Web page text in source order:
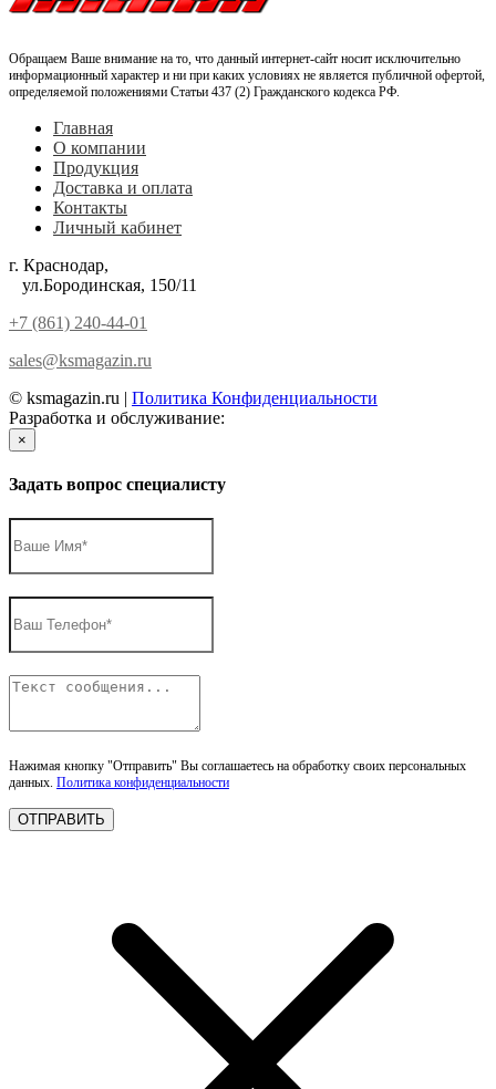
Обращаем Ваше внимание на то, что данный интернет-сайт носит исключительно
информационный характер и ни при каких условиях не является публичной офертой,
определяемой положениями Статьи 437 (2) Гражданского кодекса РФ.
Главная
О компании
Продукция
Доставка и оплата
Контакты
Личный кабинет
г. Краснодар,
ул.Бородинская, 150/11
+7 (861) 240-44-01
sales@ksmagazin.ru
© ksmagazin.ru | Политика Конфиденциальности
Разработка и обслуживание:
×
Задать вопрос специалисту
Нажимая кнопку "Отправить" Вы соглашаетесь на обработку своих персональных
данных. Политика конфиденциальности